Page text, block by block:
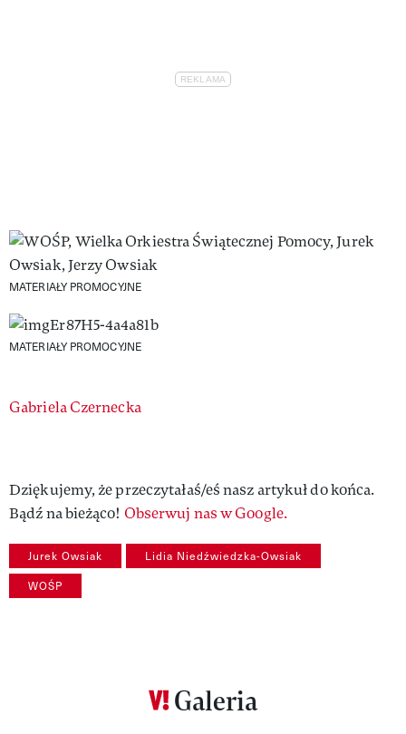
MATERIAŁY PROMOCYJNE
MATERIAŁY PROMOCYJNE
Authors
Gabriela Czernecka
Dziękujemy, że przeczytałaś/eś nasz artykuł do końca.
Bądź na bieżąco! Obserwuj nas w Google.
Jurek Owsiak Lidia Niedźwiedzka-Owsiak
WOŚP
Galeria